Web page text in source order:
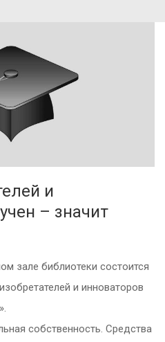
и
– значит
зале библиотеки состоится
и инноваторов
собственность. Средства